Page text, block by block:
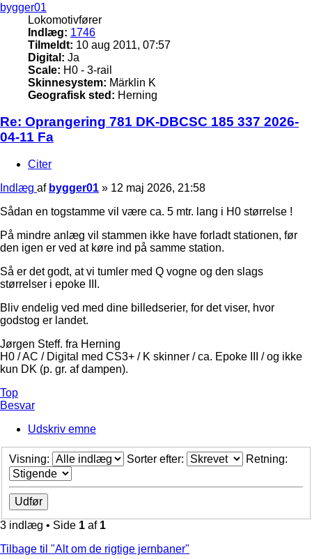
bygger01
Lokomotivfører
Indlæg: 1746
Tilmeldt: 10 aug 2011, 07:57
Digital: Ja
Scale: H0 - 3-rail
Skinnesystem: Märklin K
Geografisk sted: Herning
Re: Oprangering 781 DK-DBCSC 185 337 2026-
04-11 Fa
Citer
Indlæg af bygger01 » 12 maj 2026, 21:58
Sådan en togstamme vil være ca. 5 mtr. lang i H0 størrelse !
På mindre anlæg vil stammen ikke have forladt stationen, før
den igen er ved at køre ind på samme station.
Så er det godt, at vi tumler med Q vogne og den slags
størrelser i epoke III.
Bliv endelig ved med dine billedserier, for det viser, hvor
godstog er landet.
Jørgen Steff. fra Herning
H0 / AC / Digital med CS3+ / K skinner / ca. Epoke III / og ikke
kun DK (p. gr. af dampen).
Top
Besvar
Udskriv emne
Visning: Sorter efter: Retning:
3 indlæg • Side 1 af 1
Tilbage til "Alt om de rigtige jernbaner"